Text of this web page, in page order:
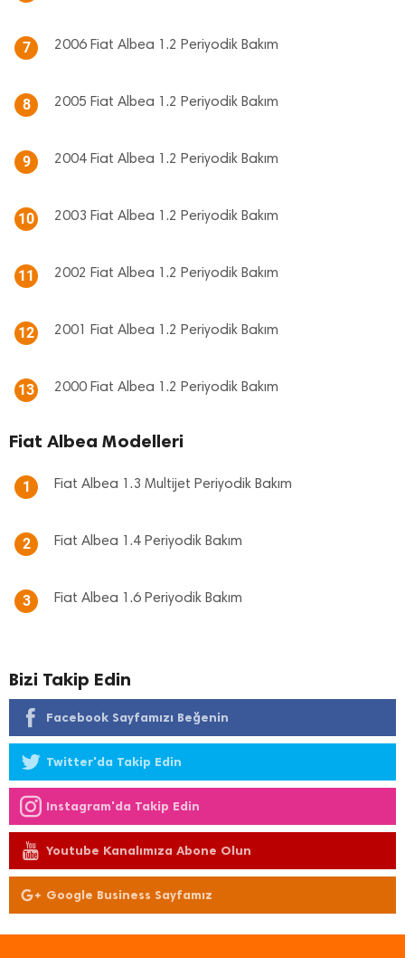
7 2006 Fiat Albea 1.2 Periyodik Bakım
8 2005 Fiat Albea 1.2 Periyodik Bakım
9 2004 Fiat Albea 1.2 Periyodik Bakım
10 2003 Fiat Albea 1.2 Periyodik Bakım
11 2002 Fiat Albea 1.2 Periyodik Bakım
12 2001 Fiat Albea 1.2 Periyodik Bakım
13 2000 Fiat Albea 1.2 Periyodik Bakım
Fiat Albea Modelleri
1 Fiat Albea 1.3 Multijet Periyodik Bakım
2 Fiat Albea 1.4 Periyodik Bakım
3 Fiat Albea 1.6 Periyodik Bakım
Bizi Takip Edin
Facebook Sayfamızı Beğenin
Twitter'da Takip Edin
Instagram'da Takip Edin
Youtube Kanalımıza Abone Olun
Google Business Sayfamız